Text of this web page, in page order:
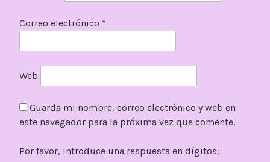
Correo electrónico *
Web
Guarda mi nombre, correo electrónico y web en
este navegador para la próxima vez que comente.
Por favor, introduce una respuesta en dígitos: